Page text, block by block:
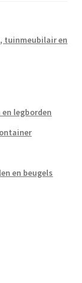
tuinmeubilair en
legborden
en beugels